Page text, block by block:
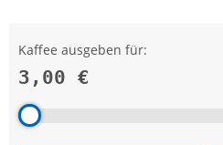
Kaffee ausgeben für:
3,00 €